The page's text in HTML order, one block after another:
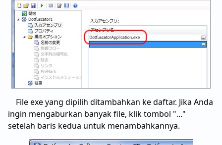
File exe yang dipilih ditambahkan ke daftar. Jika Anda
ingin mengaburkan banyak file, klik tombol "..."
setelah baris kedua untuk menambahkannya.